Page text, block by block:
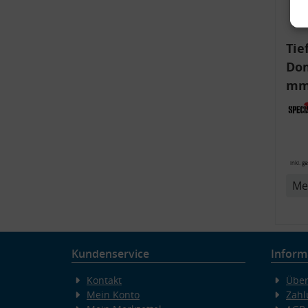
inkl.
Kundenservice
Kontakt
Mein Konto